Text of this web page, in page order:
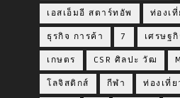
เอสเอ็มอี สตาร์ทอัพ ท่องเ
ธุรกิจ การค้า 7 เศรษฐ
เกษตร CSR ศิลปะ วัฒ
โลจิสติกส์ กีฬา ท่องเที่